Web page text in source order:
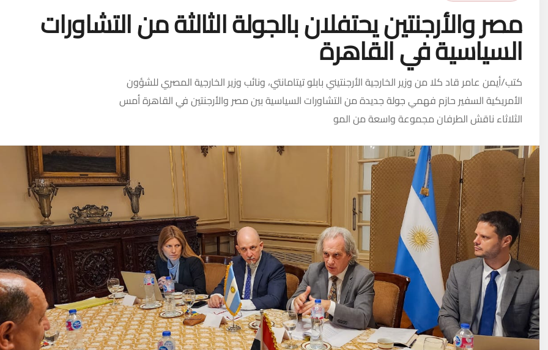
مصر والأرجنتين يحتفلان بالجولة الثالثة من التشاورات
السياسية في القاهرة
كتب/أيمن عامر قاد كلا من وزير الخارجية الأرجنتيني بابلو تيتامانتي، ونائب وزير الخارجية المصري للشؤون
الأمريكية السفير حازم فهمي جولة جديدة من التشاورات السياسية بين مصر والأرجنتين في القاهرة أمس
الثلاثاء ناقش الطرفان مجموعة واسعة من المو